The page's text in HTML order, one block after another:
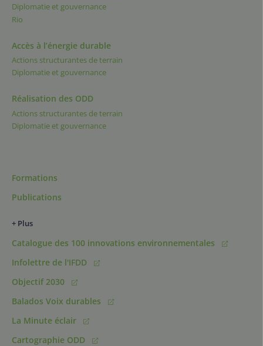
Diplomatie et gouvernance
Rio
Accès à l’énergie durable
Actions structurantes de terrain
Diplomatie et gouvernance
Réalisation des ODD
Actions structurantes de terrain
Diplomatie et gouvernance
Formations
Publications
+ Plus
Catalogue des 100 innovations environnementales
Infolettre de l'IFDD
Objectif 2030
Balados Voix durables
La Minute éclair
Cartographie ODD